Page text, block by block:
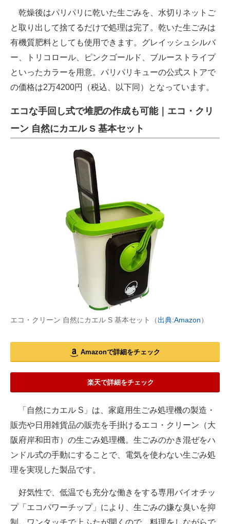
乾燥後はパリパリに乾いた生ごみを、水切りネットご
と取り出して捨てるだけで処理は完了。乾いた生ごみは
有機質肥料としても使用できます。グレイッシュシルバ
ー、トリコロール、ピンクゴールド、ブルーストライプ
といったカラーを用意。パリパリキューの公式ストアで
の価格は2万4200円（税込、以下同）となっています。
エコな手回し式で堆肥の作成も可能｜エコ・クリ
ーン 自然にカエル S 基本セット
エコ・クリーン 自然にカエル S 基本セット（出典:Amazon）
Amazonで詳細をチェック
楽天で詳細をチェック
「自然にカエル S」は、家庭用生ごみ処理機の製造・
販売や日用雑貨品の販売を手掛けるエコ・クリーン（大
阪府岸和田市）の生ごみ処理機。生ごみのかき混ぜをハ
ンドル式の手動にすることで、電気を使わない生ごみ処
理を実現した製品です。
好気性で、低温でも充分な働きをする専用バイオチッ
プ「エコパワーチップ」により、生ごみの嫌な臭いを抑